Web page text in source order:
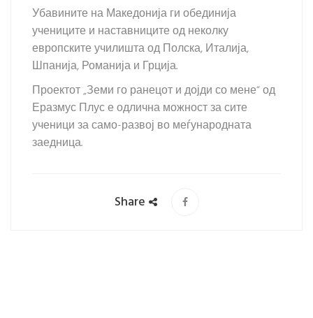
Убавините на Македонија ги обединија
учениците и наставниците од неколку
европските училишта од Полска, Италија,
Шпанија, Романија и Грција.
Проектот „Земи го ранецот и дојди со мене“ од
Еразмус Плус е одлична можност за сите
ученици за само-развој во меѓународната
заедница.
Share